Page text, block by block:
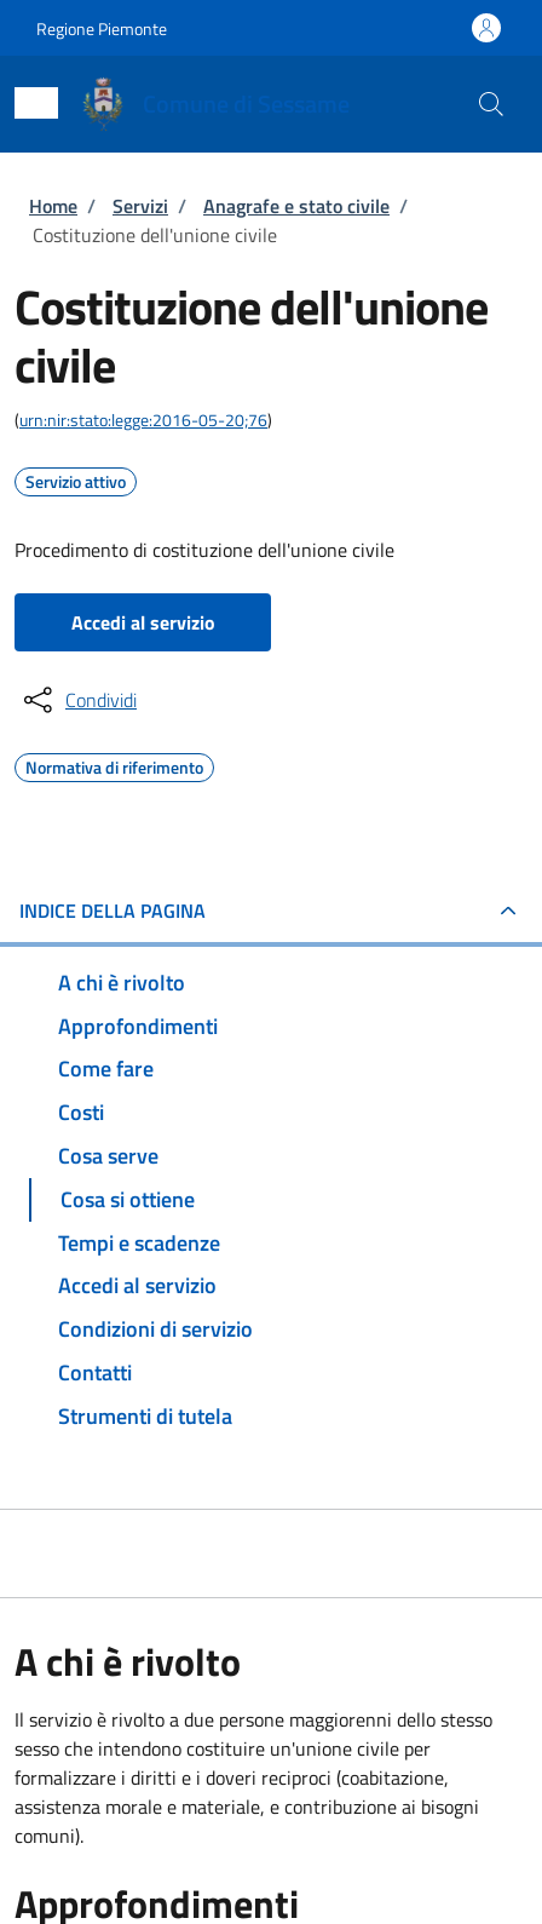
Regione Piemonte
Briciole di pane
Home / Servizi / Anagrafe e stato civile /
Costituzione dell'unione civile
Costituzione dell'unione
civile
(urn:nir:stato:legge:2016-05-20;76)
Servizio attivo
Procedimento di costituzione dell'unione civile
Accedi al servizio
Condividi
Normativa di riferimento
INDICE DELLA PAGINA
A chi è rivolto
Approfondimenti
Come fare
Costi
Cosa serve
Cosa si ottiene
Tempi e scadenze
Accedi al servizio
Condizioni di servizio
Contatti
Strumenti di tutela
A chi è rivolto
Il servizio è rivolto a due persone maggiorenni dello stesso
sesso che intendono costituire un'unione civile per
formalizzare i diritti e i doveri reciproci (coabitazione,
assistenza morale e materiale, e contribuzione ai bisogni
comuni).
Approfondimenti